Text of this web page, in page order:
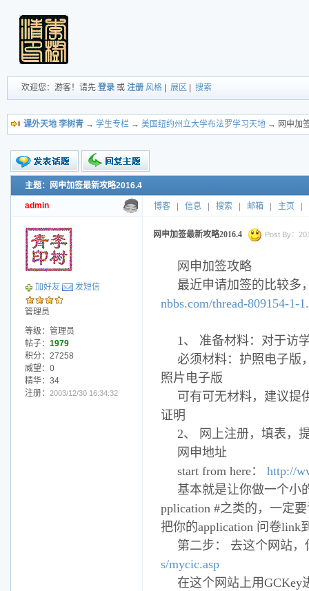
欢迎您：游客！请先 登录 或 注册 风格 展区 搜索
课外天地 李树青 → 学生专栏 → 美国纽约州立大学布法罗学习天地 → 网申加
新的主题
投票帖
交易帖
小字报
主题：网申加签最新攻略2016.4
admin 博客 信息 搜索 邮箱 主页
加好友 发短信
管理员
等级：管理员
帖子： 1979
积分：27258
威望：0
精华：34
注册： 2003/12/30 16:34:32
网申加签最新攻略2016.4 Post By：
网申加签攻略
最近申请加签的比较多
nbbs.com/thread-809154-1-
1、 准备材料：对于访
必须材料：护照电子版
照片电子版
可有可无材料，建议提
证明
2、 网上注册，填表，
网申地址
start from here： http://
基本就是让你做一个小
pplication #之类的，一定
把你的application 问卷link
第二步： 去这个网站，
s/mycic.asp
在这个网站上用GCKey